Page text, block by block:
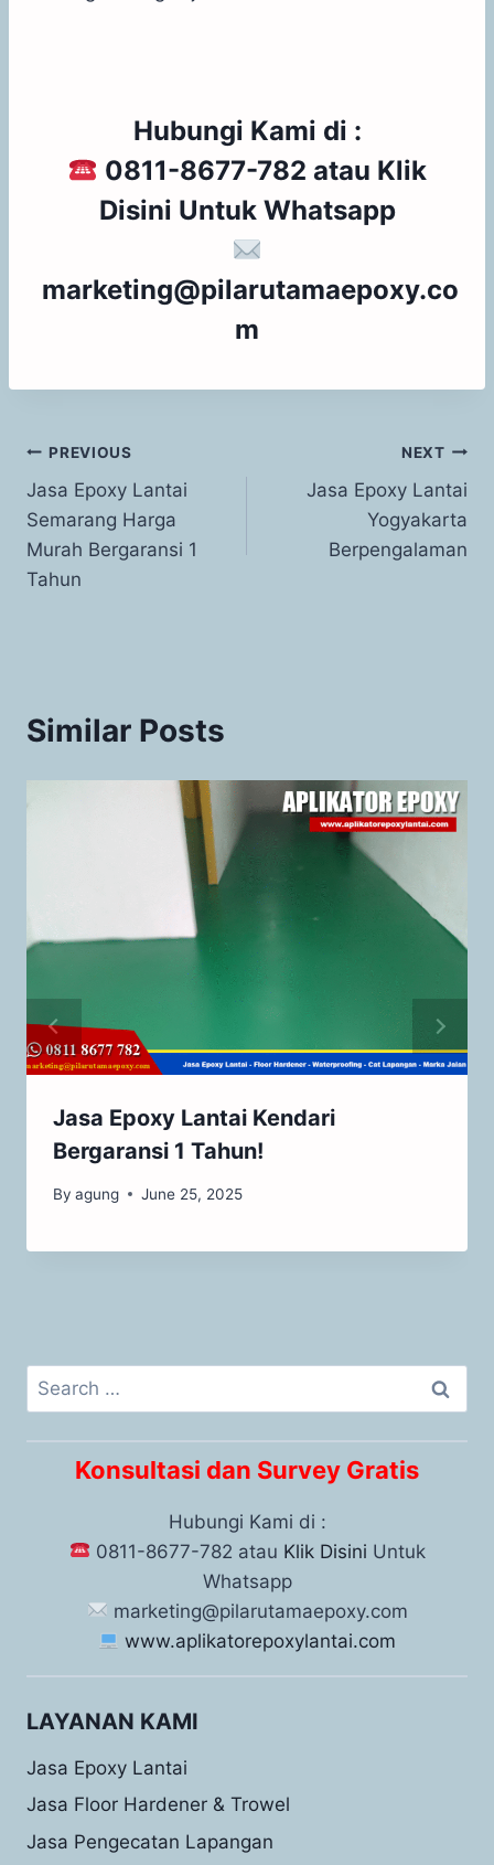
Hubungi Kami di :
0811-8677-782 atau Klik
Disini Untuk Whatsapp
marketing@pilarutamaepoxy.co
m
PREVIOUS
Jasa Epoxy Lantai
Semarang Harga
Murah Bergaransi 1
Tahun
NEXT
Jasa Epoxy Lantai
Yogyakarta
Berpengalaman
Similar Posts
Jasa Epoxy Lantai Kendari
Bergaransi 1 Tahun!
By agung June 25, 2025
Konsultasi dan Survey Gratis
Hubungi Kami di :
0811-8677-782 atau Klik Disini Untuk
Whatsapp
marketing@pilarutamaepoxy.com
www.aplikatorepoxylantai.com
LAYANAN KAMI
Jasa Epoxy Lantai
Jasa Floor Hardener & Trowel
Jasa Pengecatan Lapangan